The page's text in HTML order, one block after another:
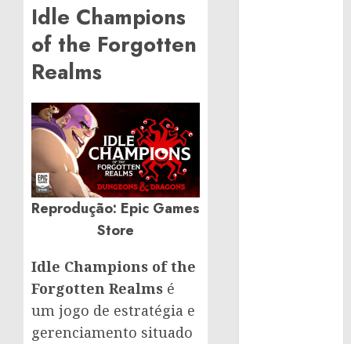
Idle Champions
of the Forgotten
Realms
Reprodução: Epic Games
Store
Idle Champions of the
Forgotten Realms é
um jogo de estratégia e
gerenciamento situado